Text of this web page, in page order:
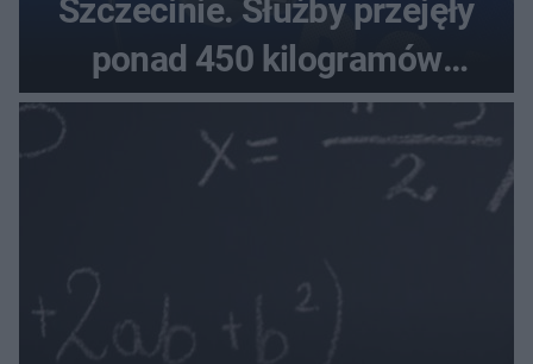
Szczecinie. Służby przejęły
ponad 450 kilogramów
towaru